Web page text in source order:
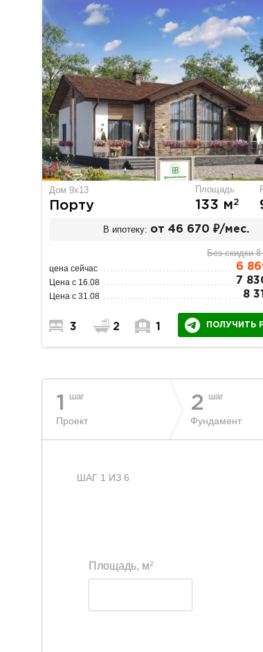
Дом 9х13
Порту
Площадь
133 м2
В ипотеку: от 46 670 ₽/мес.
Без скидки
цена сейчас 6
Цена с 16.08 7
Цена с 31.08 8
3 2 1 ПОЛУЧИТЬ
1 шаг
Проект
2 шаг
Фундамент
ШАГ 1 ИЗ 6
Площадь, м2